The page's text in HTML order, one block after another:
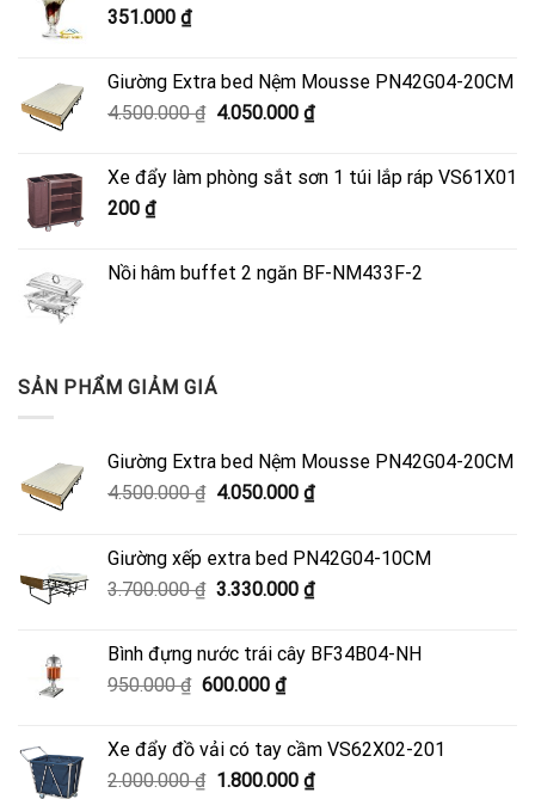
351.000 ₫
Giường Extra bed Nệm Mousse PN42G04-20CM
4.500.000₫ Giá
4.500.000 ₫.
4.050.000 ₫Giá
là:
Xe đẩy làm phòng sắt sơn 1 túi lắp ráp VS61X01
200 ₫
Nồi hâm buffet 2 ngăn BF-NM433F-2
SẢN PHẨM GIẢM GIÁ
Giường Extra bed Nệm Mousse PN42G04-20CM
4.500.000₫ Giá
4.500.000 ₫.
4.050.000 ₫Giá
là:
4.050.000 ₫.
Giường xếp extra bed PN42G04-10CM
3.700.000₫ Giá
3.700.000 ₫.
3.330.000 ₫Giá
là:
Bình đựng nước trái cây BF34B04-NH
950.000₫ Giá
950.000 ₫.
600.000 ₫Giá
là:
600.000 ₫.
Xe đẩy đồ vải có tay cầm VS62X02-201
2.000.000₫ Giá
1.800.000 ₫Giá